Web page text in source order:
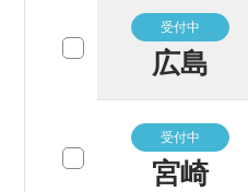
受付中
広島
受付中
宮崎